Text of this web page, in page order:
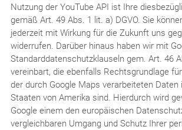
Nutzung der YouTube API ist Ihre
gemäß Art. 49 Abs. 1 lit. a) DGVO. Sie
jederzeit mit Wirkung für die Zukunft uns
widerrufen. Darüber hinaus haben wir mit
Standarddatenschutzklauseln gem. Art. 46
vereinbart, die ebenfalls Rechtsgrundlage
der durch Google Maps verarbeiteten Daten
Staaten von Amerika sind. Hierdurch wird
Google einem den europäischen
vergleichbaren Umgang und Schutz Ihrer